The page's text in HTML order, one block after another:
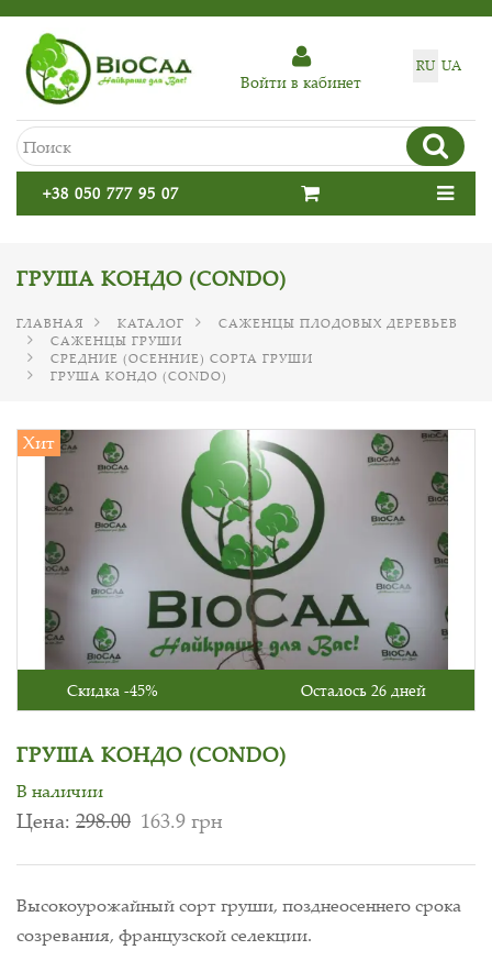
RU UA
Войти в кабинет
+38 050 777 95 07
ГРУША КОНДО (CONDO)
ГЛАВНАЯ КАТАЛОГ
САЖЕНЦЫ ПЛОДОВЫХ ДЕРЕВЬЕВ
САЖЕНЦЫ ГРУШИ
СРЕДНИЕ (ОСЕННИЕ) СОРТА ГРУШИ
ГРУША КОНДО (CONDO)
Хит
Скидка -45% Осталось 26 дней
ГРУША КОНДО (CONDO)
В наличии
Цена: 298.00 163.9 грн
Высокоурожайный сорт груши, позднеосеннего срока
созревания, французской селекции.